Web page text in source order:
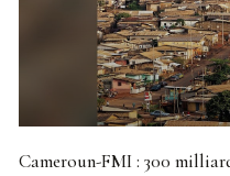
Cameroun-FMI : 300